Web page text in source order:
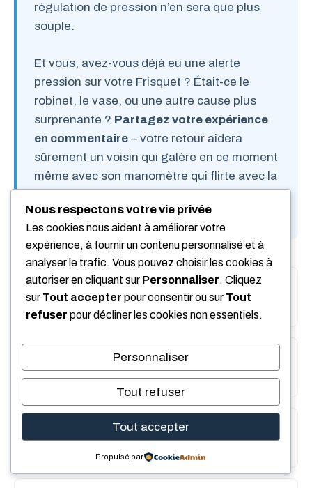
régulation de pression n’en sera que plus
souple.
Et vous, avez-vous déjà eu une alerte
pression sur votre Frisquet ? Était-ce le
robinet, le vase, ou une autre cause plus
surprenante ? Partagez votre expérience
en commentaire – votre retour aidera
sûrement un voisin qui galère en ce moment
même avec son manomètre qui flirte avec la
Pourquoi ma chaudière Frisquet monte-t-
elle à 3 bars dès qu’elle chauffe ?
Comment savoir si le vase d’expansion de
ma chaudière est mort ?
Puis-je continuer à utiliser ma chaudière si
Nous respectons votre vie privée
Les cookies nous aident à améliorer votre
expérience, à fournir un contenu personnalisé et à
analyser le trafic. Vous pouvez choisir les cookies à
autoriser en cliquant sur Personnaliser. Cliquez
sur Tout accepter pour consentir ou sur Tout
refuser pour décliner les cookies non essentiels.
Personnaliser
Tout refuser
Tout accepter
Propulsé par